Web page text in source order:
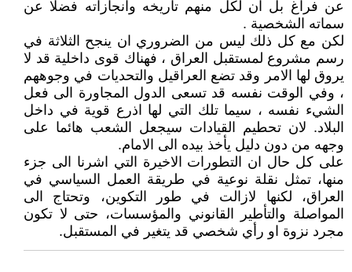
عن فراغ بل ان لكل منهم تاريخه وانجازاته فضلا عن
سماته الشخصية .
لكن مع كل ذلك ليس من الضروري ان ينجح الثلاثة في
رسم مشروع لمستقبل العراق ، فهناك قوى داخلية قد لا
يروق لها الامر وقد تضع العراقيل والتحديات في وجوههم
، وفي الوقت نفسه قد تسعى الدول المجاورة الى فعل
الشيء نفسه ، سيما تلك التي لها اذرع قوية في داخل
البلاد. لان تحطيم القيادات سيجعل الشعب هائما على
وجهه من دون دليل يأخذ بيده الى الامام.
على كل حال ان التطورات الاخيرة التي اشرنا الى جزء
منها، تمثل نقلة نوعية في طريقة العمل السياسي في
العراق، لكنها لازالت في طور التكوين، وتحتاج الى
المواصلة والتأطير القانوني والمؤسسات، حتى لا تكون
مجرد نزوة او رأي شخصي قد يتغير في المستقبل.